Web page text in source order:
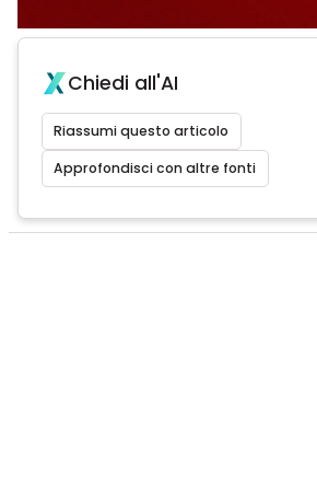
Chiedi all'AI
Riassumi questo articolo
Approfondisci con altre fonti